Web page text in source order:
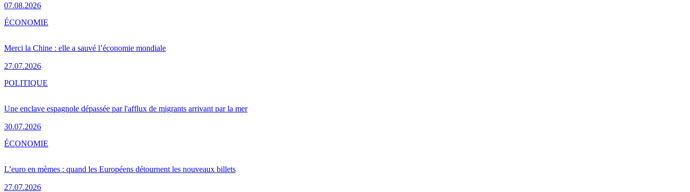
07.08.2026
Merci la Chine : elle a sauvé l’économie mondiale
27.07.2026
ÉCONOMIE
Une enclave espagnole dépassée par l'afflux de migrants arrivant par la mer
30.07.2026
POLITIQUE
L’euro en mèmes : quand les Européens détournent les nouveaux billets
27.07.2026
ÉCONOMIE